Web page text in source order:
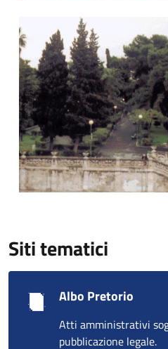
Villa Peripato
Siti tematici
Albo Pretorio
Atti amministrativi
pubblicazione legale.